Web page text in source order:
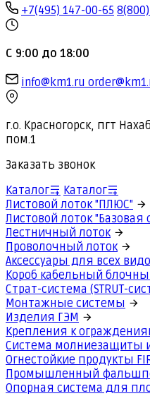
+7(495) 147-00-65
С 9:00 до 18:00
info@km1.ru
г.о. Красногорск, пгт
пом.1
Заказать звонок
Каталог
Каталог
Листовой лоток "ПЛЮС"
Листовой лоток "Базовая
Лестничный лоток
Проволочный лоток
Аксессуары для всех
Короб кабельный
Страт-система (STRUT-
Монтажные системы
Изделия ГЭМ
Крепления к
Система молниезащиты и
Огнестойкие продукты
Промышленный фальшпол
Опорная система для